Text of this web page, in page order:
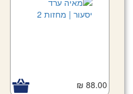
88.00 ₪